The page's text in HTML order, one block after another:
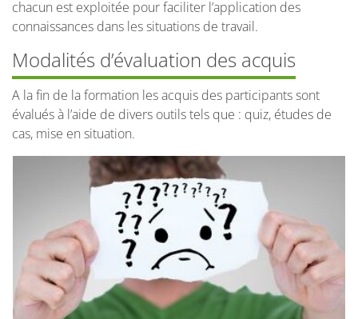
chacun est exploitée pour faciliter l’application des
connaissances dans les situations de travail.
Modalités d’évaluation des acquis
A la fin de la formation les acquis des participants sont
évalués à l’aide de divers outils tels que : quiz, études de
cas, mise en situation.